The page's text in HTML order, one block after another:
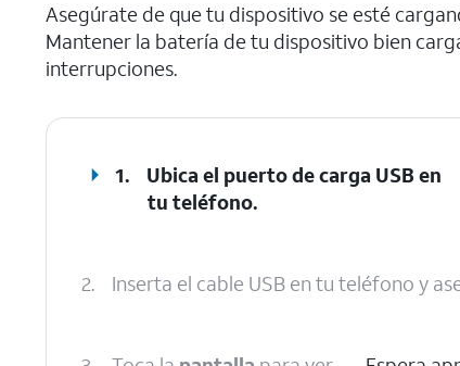
Asegúrate de que tu dispositivo se esté
Mantener la batería de tu dispositivo bien
interrupciones.
1.
Ubica el puerto de carga USB en
tu teléfono.
2. Inserta el cable USB en tu teléfono y